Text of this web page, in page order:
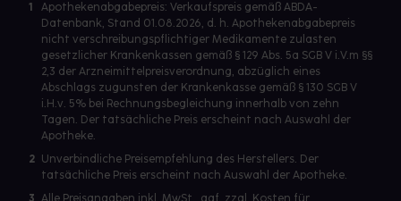
1
Apothekenabgabepreis: Verkaufspreis gemäß ABDA-
Datenbank, Stand 01.08.2026, d. h. Apothekenabgabepreis
nicht verschreibungspflichtiger Medikamente zulasten
gesetzlicher Krankenkassen gemäß § 129 Abs. 5a SGB V i.V.m §§
2,3 der Arzneimittelpreisverordnung, abzüglich eines
Abschlags zugunsten der Krankenkasse gemäß § 130 SGB V
i.H.v. 5% bei Rechnungsbegleichung innerhalb von zehn
Tagen. Der tatsächliche Preis erscheint nach Auswahl der
Apotheke.
2 Unverbindliche Preisempfehlung des Herstellers. Der
tatsächliche Preis erscheint nach Auswahl der Apotheke.